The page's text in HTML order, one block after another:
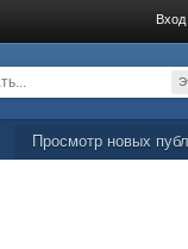
Вход
Просмотр новых